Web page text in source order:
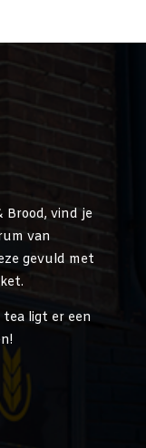
Brood, vind je
van
gevuld met
ligt er een